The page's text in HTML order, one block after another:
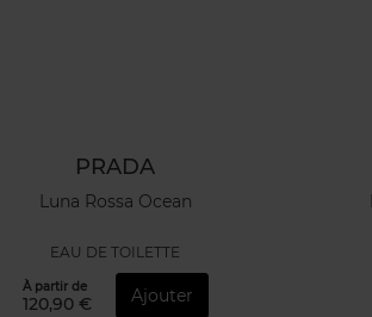
PRADA
Luna Rossa Ocean
EAU DE TOILETTE
À partir de
120,90 € Ajouter